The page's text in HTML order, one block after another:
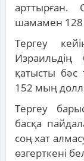
арттырған.
шамамен 128
Тергеу
Израильдің
қатысты бәс
152 мың
Тергеу
басқа
соң хат
өзгерткені